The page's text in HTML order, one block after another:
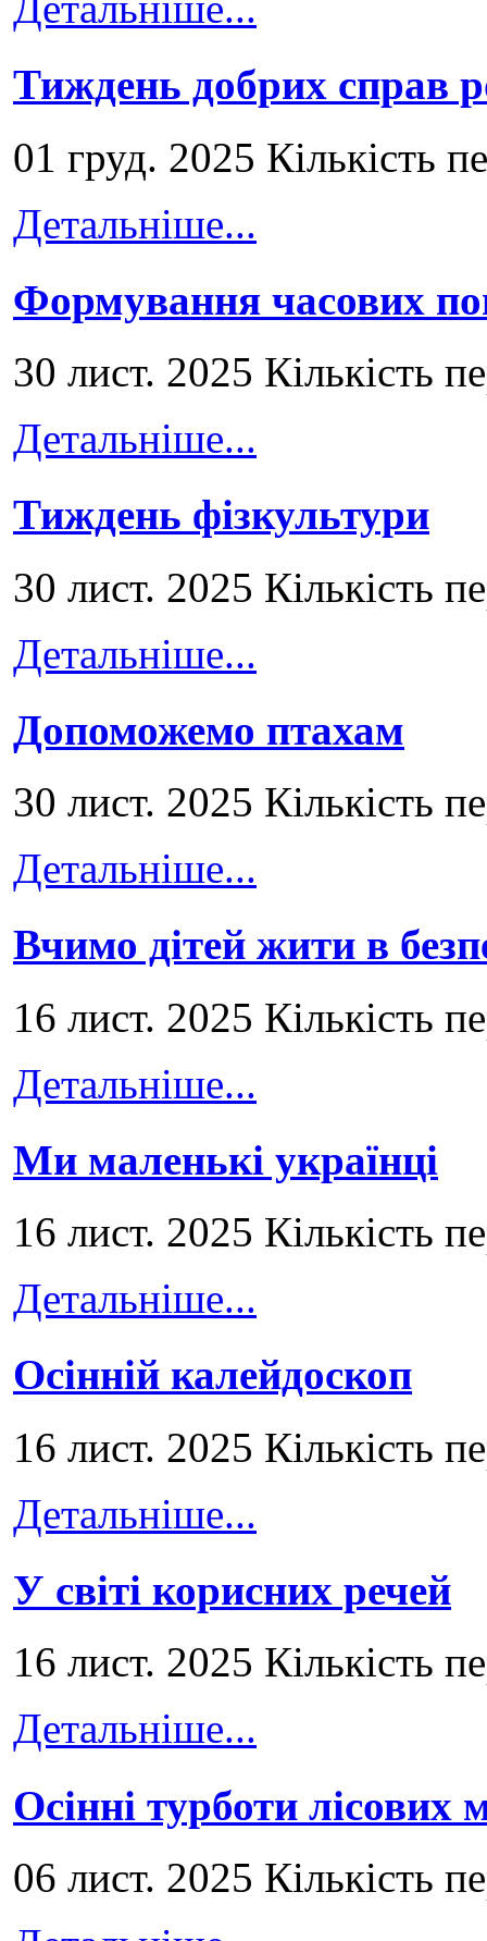
Тиждень добрих справ
01 груд. 2025 Кількість
Детальніше...
Формування часових
30 лист. 2025 Кількість
Детальніше...
Тиждень фізкультури
30 лист. 2025 Кількість
Детальніше...
Допоможемо птахам
30 лист. 2025 Кількість
Детальніше...
Вчимо дітей жити в
16 лист. 2025 Кількість
Детальніше...
Ми маленькі українці
16 лист. 2025 Кількість
Детальніше...
Осінній калейдоскоп
16 лист. 2025 Кількість
Детальніше...
У світі корисних речей
16 лист. 2025 Кількість
Детальніше...
Осінні турботи лісових
06 лист. 2025 Кількість